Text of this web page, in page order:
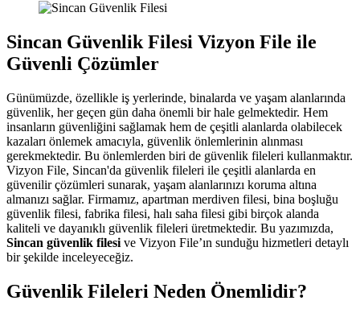
Sincan Güvenlik Filesi Vizyon File ile
Güvenli Çözümler
Günümüzde, özellikle iş yerlerinde, binalarda ve yaşam alanlarında
güvenlik, her geçen gün daha önemli bir hale gelmektedir. Hem
insanların güvenliğini sağlamak hem de çeşitli alanlarda olabilecek
kazaları önlemek amacıyla, güvenlik önlemlerinin alınması
gerekmektedir. Bu önlemlerden biri de güvenlik fileleri kullanmaktır.
Vizyon File, Sincan'da güvenlik fileleri ile çeşitli alanlarda en
güvenilir çözümleri sunarak, yaşam alanlarınızı koruma altına
almanızı sağlar. Firmamız, apartman merdiven filesi, bina boşluğu
güvenlik filesi, fabrika filesi, halı saha filesi gibi birçok alanda
kaliteli ve dayanıklı güvenlik fileleri üretmektedir. Bu yazımızda,
Sincan güvenlik filesi ve Vizyon File’ın sunduğu hizmetleri detaylı
bir şekilde inceleyeceğiz.
Güvenlik Fileleri Neden Önemlidir?